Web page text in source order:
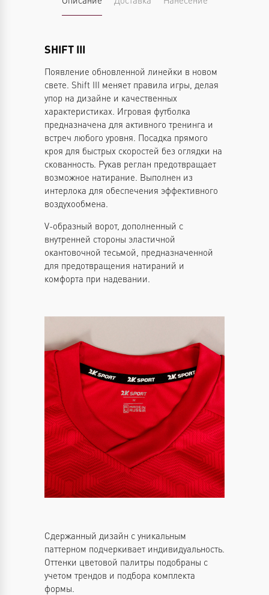
SHIFT III
Появление обновленной линейки в новом
свете. Shift III меняет правила игры, делая
упор на дизайне и качественных
характеристиках. Игровая футболка
предназначена для активного тренинга и
встреч любого уровня. Посадка прямого
кроя для быстрых скоростей без оглядки на
скованность. Рукав реглан предотвращает
возможное натирание. Выполнен из
интерлока для обеспечения эффективного
воздухообмена.
V-образный ворот, дополненный с
внутренней стороны эластичной
окантовочной тесьмой, предназначенной
для предотвращения натираний и
комфорта при надевании.
Сдержанный дизайн с уникальным
паттерном подчеркивает индивидуальность.
Оттенки цветовой палитры подобраны с
учетом трендов и подбора комплекта
формы.